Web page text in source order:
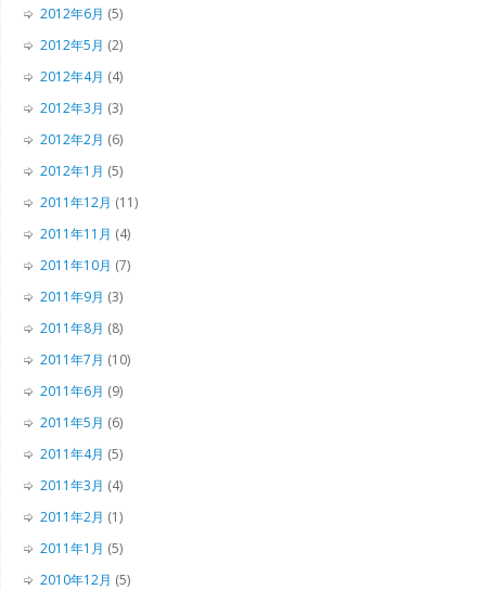
2012年6月 (5)
2012年5月 (2)
2012年4月 (4)
2012年3月 (3)
2012年2月 (6)
2012年1月 (5)
2011年12月 (11)
2011年11月 (4)
2011年10月 (7)
2011年9月 (3)
2011年8月 (8)
2011年7月 (10)
2011年6月 (9)
2011年5月 (6)
2011年4月 (5)
2011年3月 (4)
2011年2月 (1)
2011年1月 (5)
2010年12月 (5)